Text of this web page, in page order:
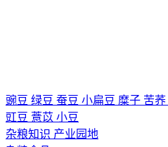
豌豆 绿豆 蚕豆 小扁豆 糜子 苦荞
豇豆 薏苡 小豆
杂粮知识 产业园地